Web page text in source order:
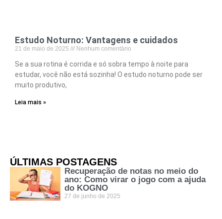
Estudo Noturno: Vantagens e cuidados
21 de maio de 2025 Nenhum comentário
Se a sua rotina é corrida e só sobra tempo à noite para
estudar, você não está sozinha! O estudo noturno pode ser
muito produtivo,
Leia mais »
ÚLTIMAS POSTAGENS
Recuperação de notas no meio do
ano: Como virar o jogo com a ajuda
do KOGNO
27 de junho de 2025